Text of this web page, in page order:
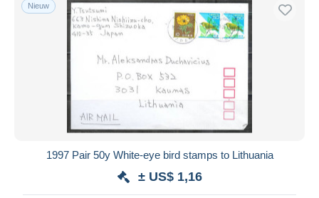
Nieuw
1997 Pair 50y White-eye bird stamps to Lithuania
± US$ 1,16